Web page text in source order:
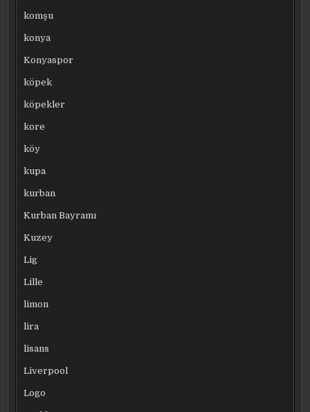
komşu
konya
Konyaspor
köpek
köpekler
kore
köy
kupa
kurban
Kurban Bayramı
Kuzey
Lig
Lille
limon
lira
lisans
Liverpool
Logo